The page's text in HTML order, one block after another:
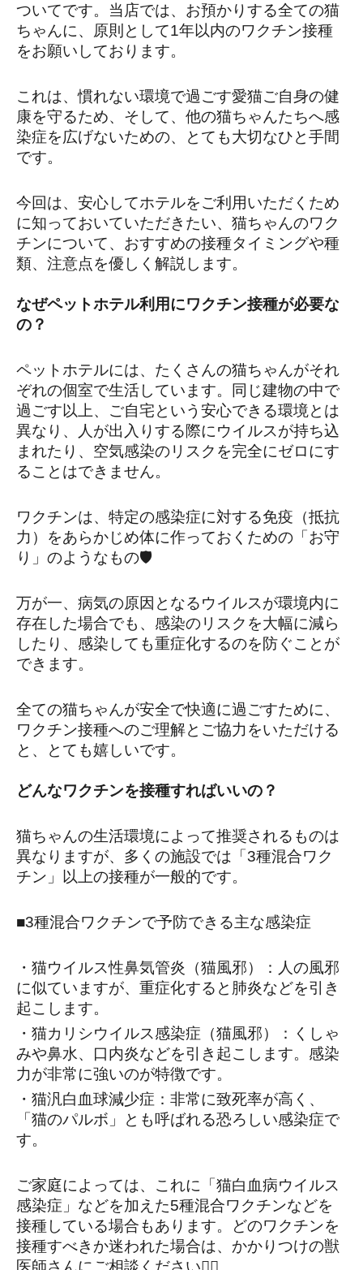
ついてです。当店では、お預かりする全ての猫
ちゃんに、原則として1年以内のワクチン接種
をお願いしております。
これは、慣れない環境で過ごす愛猫ご自身の健
康を守るため、そして、他の猫ちゃんたちへ感
染症を広げないための、とても大切なひと手間
です。
今回は、安心してホテルをご利用いただくため
に知っておいていただきたい、猫ちゃんのワク
チンについて、おすすめの接種タイミングや種
類、注意点を優しく解説します。
なぜペットホテル利用にワクチン接種が必要な
の？
ペットホテルには、たくさんの猫ちゃんがそれ
ぞれの個室で生活しています。同じ建物の中で
過ごす以上、ご自宅という安心できる環境とは
異なり、人が出入りする際にウイルスが持ち込
まれたり、空気感染のリスクを完全にゼロにす
ることはできません。
ワクチンは、特定の感染症に対する免疫（抵抗
力）をあらかじめ体に作っておくための「お守
り」のようなもの🛡️
万が一、病気の原因となるウイルスが環境内に
存在した場合でも、感染のリスクを大幅に減ら
したり、感染しても重症化するのを防ぐことが
できます。
全ての猫ちゃんが安全で快適に過ごすために、
ワクチン接種へのご理解とご協力をいただける
と、とても嬉しいです。
どんなワクチンを接種すればいいの？
猫ちゃんの生活環境によって推奨されるものは
異なりますが、多くの施設では「3種混合ワク
チン」以上の接種が一般的です。
■3種混合ワクチンで予防できる主な感染症
・猫ウイルス性鼻気管炎（猫風邪）：人の風邪
に似ていますが、重症化すると肺炎などを引き
起こします。
・猫カリシウイルス感染症（猫風邪）：くしゃ
みや鼻水、口内炎などを引き起こします。感染
力が非常に強いのが特徴です。
・猫汎白血球減少症：非常に致死率が高く、
「猫のパルボ」とも呼ばれる恐ろしい感染症で
す。
ご家庭によっては、これに「猫白血病ウイルス
感染症」などを加えた5種混合ワクチンなどを
接種している場合もあります。どのワクチンを
接種すべきか迷われた場合は、かかりつけの獣
医師さんにご相談ください👨‍⚕️